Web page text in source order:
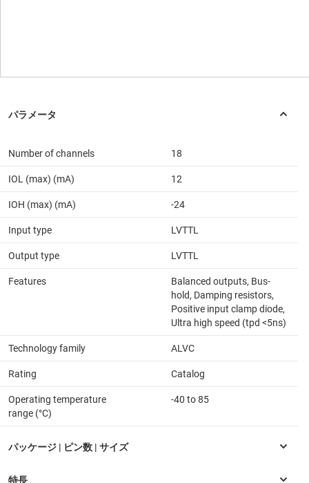
Number of channels 18
IOL (max) (mA) 12
IOH (max) (mA) -24
Input type LVTTL
Output type LVTTL
Features
Balanced outputs, Bus-
hold, Damping resistors,
Positive input clamp diode,
Ultra high speed (tpd <5ns)
Technology family ALVC
Rating Catalog
Operating temperature
range (°C)
-40 to 85